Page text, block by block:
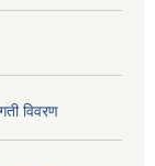
विवरण